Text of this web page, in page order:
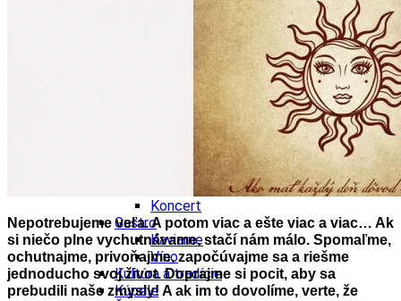
Ekonomika obchod a doprava
Výstava
Divadlo
Festival
Koncert
Gastro
Kaviarne
Víno
Kultúra a tradície
Kúpele
Nepotrebujeme veľa. A potom viac a ešte viac a viac… Ak
si niečo plne vychutnávame, stačí nám málo. Spomaľme,
ochutnajme, privoňajme, započúvajme sa a riešme
jednoducho svoj život. Doprajme si pocit, aby sa
prebudili naše zmysly! A ak im to dovolíme, verte, že